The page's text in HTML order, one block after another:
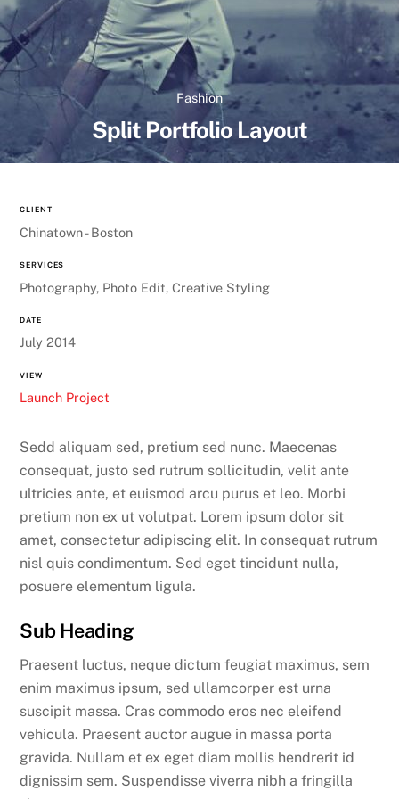
Fashion
Split Portfolio Layout
CLIENT
Chinatown - Boston
SERVICES
Photography, Photo Edit, Creative Styling
DATE
July 2014
VIEW
Launch Project
Sedd aliquam sed, pretium sed nunc. Maecenas
consequat, justo sed rutrum sollicitudin, velit ante
ultricies ante, et euismod arcu purus et leo. Morbi
pretium non ex ut volutpat. Lorem ipsum dolor sit
amet, consectetur adipiscing elit. In consequat rutrum
nisl quis condimentum. Sed eget tincidunt nulla,
posuere elementum ligula.
Sub Heading
Praesent luctus, neque dictum feugiat maximus, sem
enim maximus ipsum, sed ullamcorper est urna
suscipit massa. Cras commodo eros nec eleifend
vehicula. Praesent auctor augue in massa porta
gravida. Nullam et ex eget diam mollis hendrerit id
dignissim sem. Suspendisse viverra nibh a fringilla